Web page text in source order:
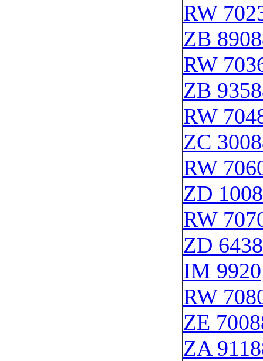
RW
ZB
RW
ZB
RW
ZC
RW
ZD
RW
ZD
IM 9920
RW
ZE
ZA